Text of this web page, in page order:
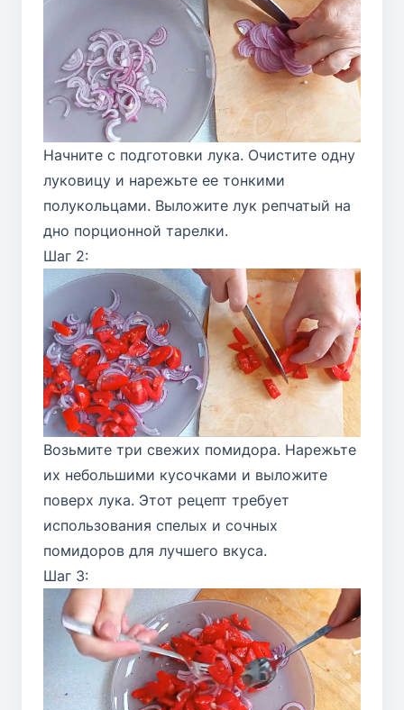
Начните с подготовки лука. Очистите одну
луковицу и нарежьте ее тонкими
полукольцами. Выложите лук репчатый на
дно порционной тарелки.
Шаг 2:
Возьмите три свежих помидора. Нарежьте
их небольшими кусочками и выложите
поверх лука. Этот рецепт требует
использования спелых и сочных
помидоров для лучшего вкуса.
Шаг 3: